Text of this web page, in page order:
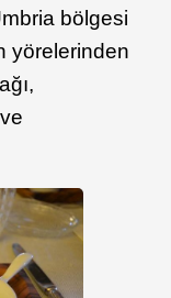
bölgesi
yörelerinden